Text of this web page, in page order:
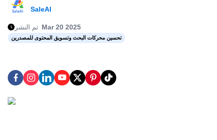
SaleAI
تم النشر Mar 20 2025
تحسين محركات البحث وتسويق المحتوى للمصدرين